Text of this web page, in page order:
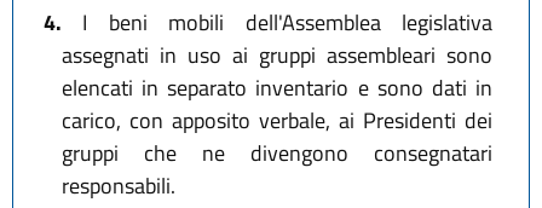
4. I beni mobili dell'Assemblea legislativa
assegnati in uso ai gruppi assembleari sono
elencati in separato inventario e sono dati in
carico, con apposito verbale, ai Presidenti dei
gruppi che ne divengono consegnatari
responsabili.